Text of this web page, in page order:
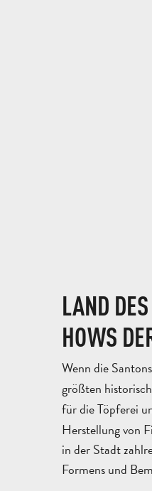
LAND
HOWS
Wenn die
größten
für die Töpferei
Herstellung von
in der Stadt
Formens und